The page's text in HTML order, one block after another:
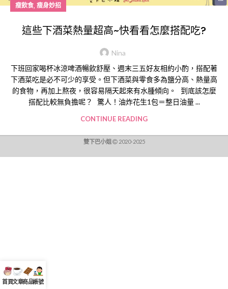
瘦飲食, 瘦身妙招
這些下酒菜熱量超高~快看看怎麼搭配吃?
Nina
下班回家喝杯冰涼啤酒暢飲舒壓、週末三五好友相約小酌，搭配著
下酒菜吃是必不可少的享受。但下酒菜與零食多為鹽分高、熱量高
的食物，再加上熬夜，很容易隔天起來有水腫傾向。 到底該怎麼
搭配比較無負擔呢？ 驚人！油炸花生1包＝整日油量 ...
CONTINUE READING
雙下巴小姐 2020-2025
首頁文章商品帳號